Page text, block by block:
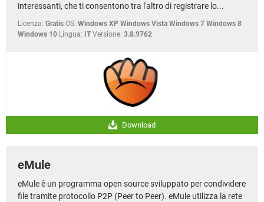
interessanti, che ti consentono tra l'altro di registrare lo...
Licenza: Gratis OS: Windows XP Windows Vista Windows 7 Windows 8
Windows 10 Lingua: IT Versione: 3.8.9762
Download
eMule
eMule è un programma open source sviluppato per condividere
file tramite protocollo P2P (Peer to Peer). eMule utilizza la rete